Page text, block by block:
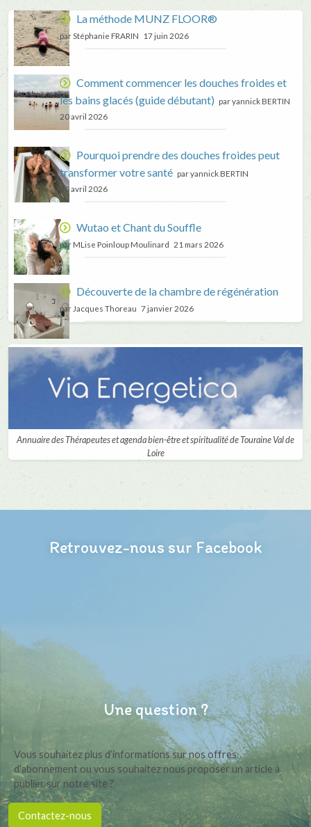
La méthode MUNZ FLOOR®
par Stéphanie FRARIN 17 juin 2026
Comment commencer les douches froides et
les bains glacés (guide débutant) par yannick BERTIN
20 avril 2026
Pourquoi prendre des douches froides peut
transformer votre santé par yannick BERTIN
20 avril 2026
Wutao et Chant du Souffle
par MLise Poinloup Moulinard 21 mars 2026
Découverte de la chambre de régénération
par Jacques Thoreau 7 janvier 2026
Annuaire des Thérapeutes et agenda bien-être et spiritualité de Touraine Val de
Loire
Retrouvez-nous sur Facebook
Une question ?
Vous souhaitez plus d’informations sur nos offres
d’abonnement ou vous souhaitez nous proposer un article à
publier sur notre site ?
Contactez-nous